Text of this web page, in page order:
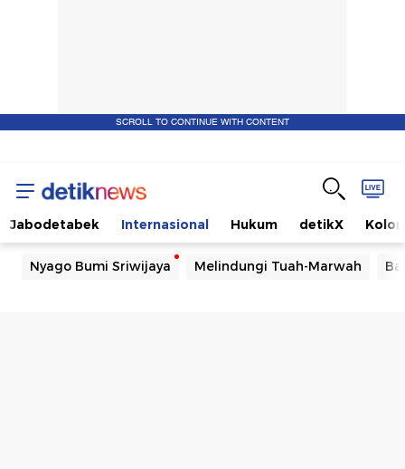
SCROLL TO CONTINUE WITH CONTENT
Jabodetabek Internasional Hukum detikX
Nyago Bumi Sriwijaya Melindungi Tuah-Marwah